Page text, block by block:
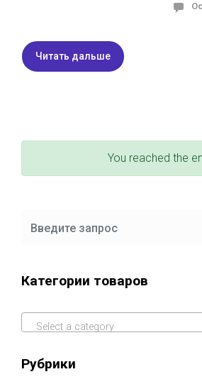
Читать дальше
You reached the
Категории товаров
Select a category
Рубрики